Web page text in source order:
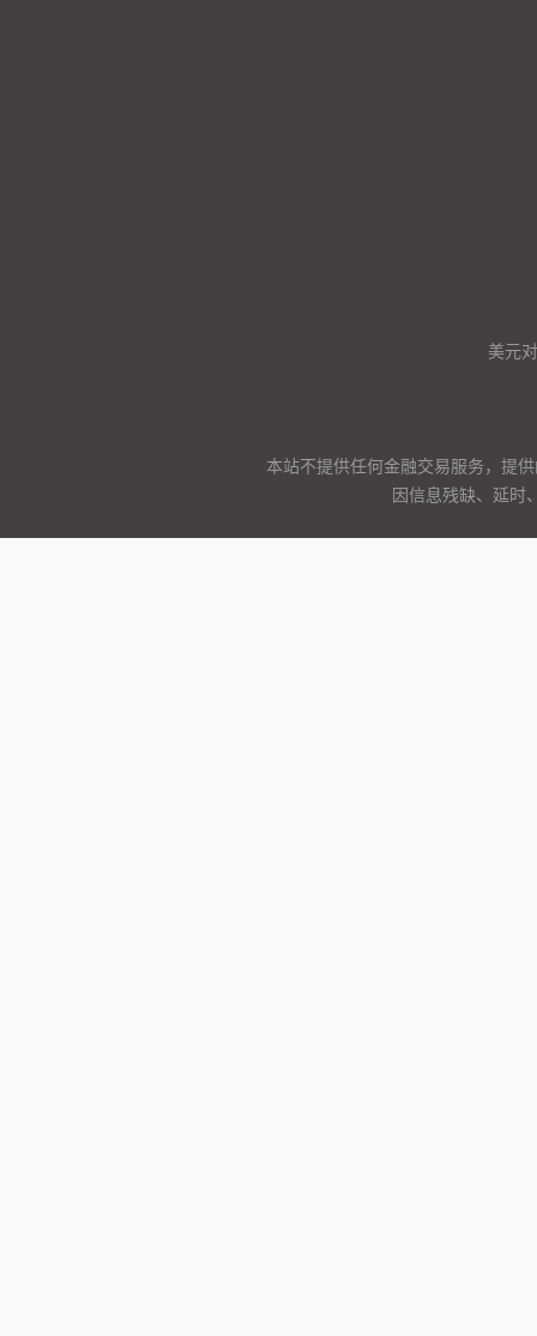
美元
本站不提供任何金融交易服务，提
因信息残缺、延时